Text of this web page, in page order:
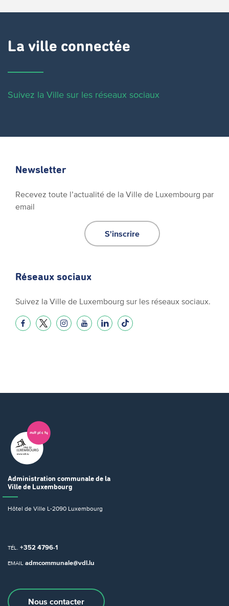
La ville connectée
Suivez la Ville sur les réseaux sociaux
Newsletter
Recevez toute l’actualité de la Ville de Luxembourg par
email
S'inscrire
Réseaux sociaux
Suivez la Ville de Luxembourg sur les réseaux sociaux.
Administration communale de la
Ville de Luxembourg
Hôtel de Ville L-2090 Luxembourg
TÉL. +352 4796-1
EMAIL admcommunale@vdl.lu
Nous contacter